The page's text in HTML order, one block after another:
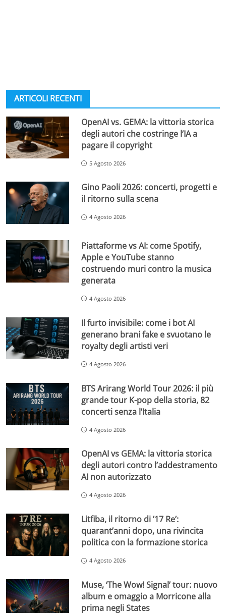
ARTICOLI RECENTI
OpenAI vs. GEMA: la vittoria storica
degli autori che costringe l’IA a
pagare il copyright
5 Agosto 2026
Gino Paoli 2026: concerti, progetti e
il ritorno sulla scena
4 Agosto 2026
Piattaforme vs AI: come Spotify,
Apple e YouTube stanno
costruendo muri contro la musica
generata
4 Agosto 2026
Il furto invisibile: come i bot AI
generano brani fake e svuotano le
royalty degli artisti veri
4 Agosto 2026
BTS Arirang World Tour 2026: il più
grande tour K-pop della storia, 82
concerti senza l’Italia
4 Agosto 2026
OpenAI vs GEMA: la vittoria storica
degli autori contro l’addestramento
AI non autorizzato
4 Agosto 2026
Litfiba, il ritorno di ’17 Re’:
quarant’anni dopo, una rivincita
politica con la formazione storica
4 Agosto 2026
Muse, ‘The Wow! Signal’ tour: nuovo
album e omaggio a Morricone alla
prima negli States